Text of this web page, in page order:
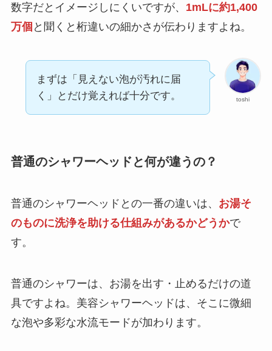
数字だとイメージしにくいですが、 1mLに約1,400
万個 と聞くと桁違いの細かさが伝わりますよね。
toshi
まずは「見えない泡が汚れに届
く」とだけ覚えれば十分です。
普通のシャワーヘッドと何が違うの？
普通のシャワーヘッドとの一番の違いは、 お湯そ
のものに洗浄を助ける仕組みがあるかどうかで
す。
普通のシャワーは、お湯を出す・止めるだけの道
具ですよね。美容シャワーヘッドは、そこに微細
な泡や多彩な水流モードが加わります。